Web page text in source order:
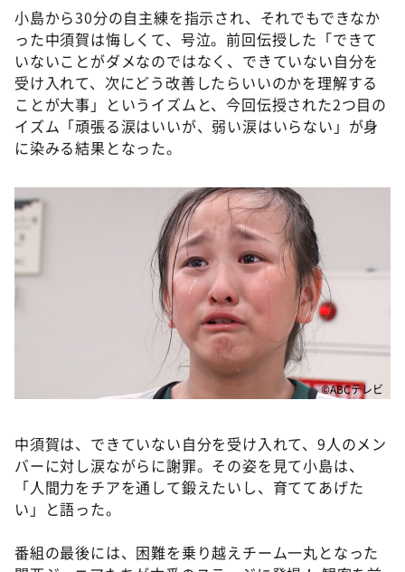
小島から30分の自主練を指示され、それでもできなか
った中須賀は悔しくて、号泣。前回伝授した「できて
いないことがダメなのではなく、できていない自分を
受け入れて、次にどう改善したらいいのかを理解する
ことが大事」というイズムと、今回伝授された2つ目の
イズム「頑張る涙はいいが、弱い涙はいらない」が身
に染みる結果となった。
©ABCテレビ
中須賀は、できていない自分を受け入れて、9人のメン
バーに対し涙ながらに謝罪。その姿を見て小島は、
「人間力をチアを通して鍛えたいし、育ててあげた
い」と語った。
番組の最後には、困難を乗り越えチーム一丸となった